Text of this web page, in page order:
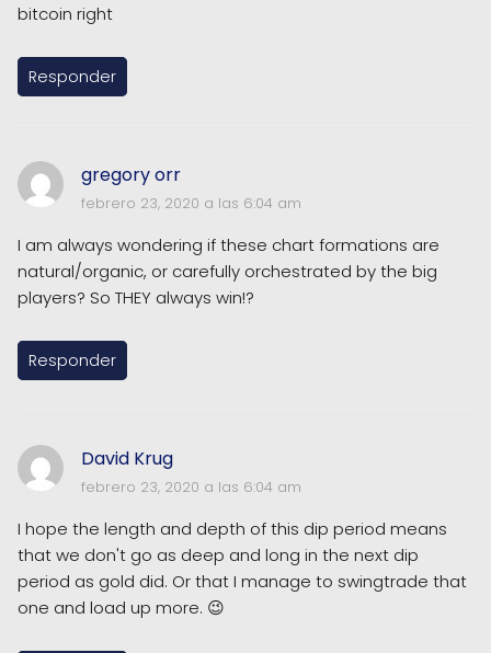
bitcoin right
Responder
gregory orr
febrero 23, 2020 a las 6:04 am
I am always wondering if these chart formations are
natural/organic, or carefully orchestrated by the big
players? So THEY always win!?
Responder
David Krug
febrero 23, 2020 a las 6:04 am
I hope the length and depth of this dip period means
that we don't go as deep and long in the next dip
period as gold did. Or that I manage to swingtrade that
one and load up more. 😉